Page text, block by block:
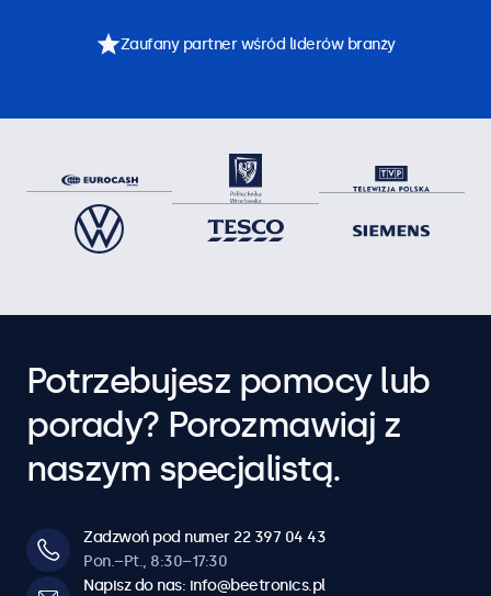
Zaufany partner wśród liderów branży
Potrzebujesz pomocy lub
porady? Porozmawiaj z
naszym specjalistą.
Zadzwoń pod numer 22 397 04 43
Pon.–Pt., 8:30–17:30
Napisz do nas: info@beetronics.pl